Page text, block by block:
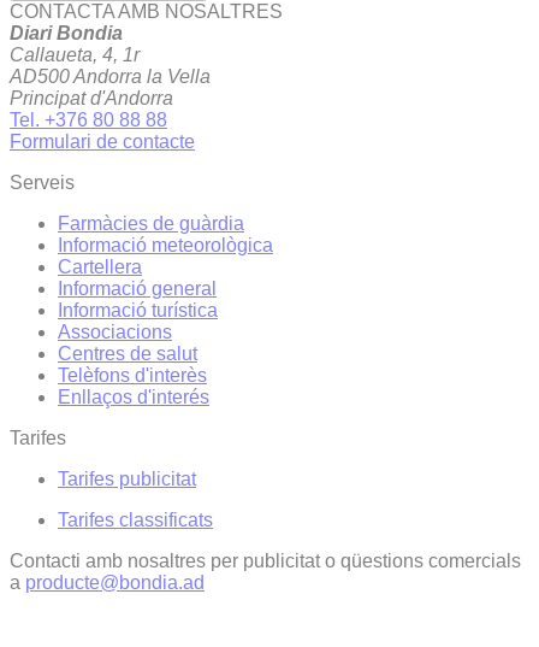
CONTACTA AMB NOSALTRES
Diari Bondia
Callaueta, 4, 1r
AD500 Andorra la Vella
Principat d'Andorra
Tel. +376 80 88 88
Formulari de contacte
Serveis
Farmàcies de guàrdia
Informació meteorològica
Cartellera
Informació general
Informació turística
Associacions
Centres de salut
Telèfons d'interès
Enllaços d'interés
Tarifes
Tarifes publicitat
Tarifes classificats
Contacti amb nosaltres per publicitat o qüestions comercials
a producte@bondia.ad